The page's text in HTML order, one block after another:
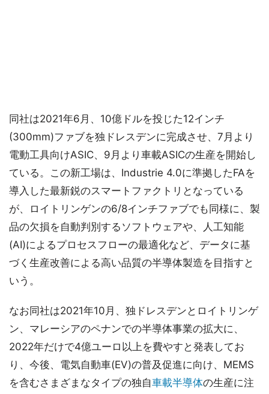
同社は2021年6月、10億ドルを投じた12インチ
(300mm)ファブを独ドレスデンに完成させ、7月より
電動工具向けASIC、9月より車載ASICの生産を開始し
ている。この新工場は、Industrie 4.0に準拠したFAを
導入した最新鋭のスマートファクトリとなっている
が、ロイトリンゲンの6/8インチファブでも同様に、製
品の欠損を自動判別するソフトウェアや、人工知能
(AI)によるプロセスフローの最適化など、データに基
づく生産改善による高い品質の半導体製造を目指すと
いう。
なお同社は2021年10月、独ドレスデンとロイトリンゲ
ン、マレーシアのペナンでの半導体事業の拡大に、
2022年だけで4億ユーロ以上を費やすと発表してお
り、今後、電気自動車(EV)の普及促進に向け、MEMS
を含むさまざまなタイプの独自車載半導体の生産に注